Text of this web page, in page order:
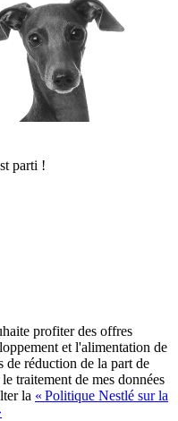
parti !
profiter des offres
et l'alimentation de
de réduction de la part de
traitement de mes données
la « Politique Nestlé sur la